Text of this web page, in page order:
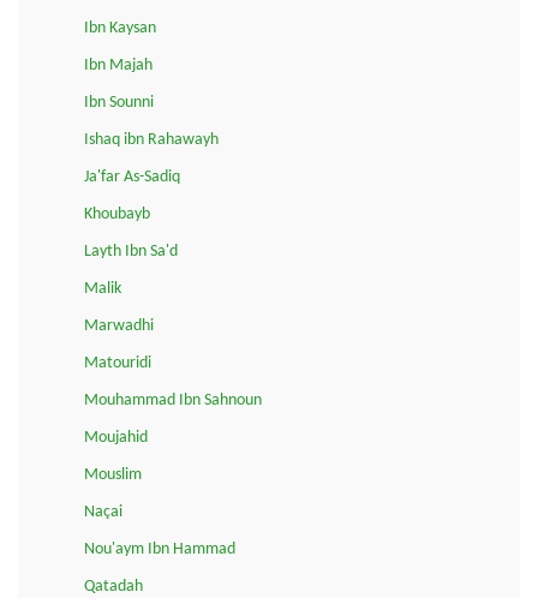
Ibn Kaysan
Ibn Majah
Ibn Sounni
Ishaq ibn Rahawayh
Ja'far As-Sadiq
Khoubayb
Layth Ibn Sa'd
Malik
Marwadhi
Matouridi
Mouhammad Ibn Sahnoun
Moujahid
Mouslim
Naçai
Nou'aym Ibn Hammad
Qatadah